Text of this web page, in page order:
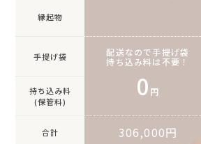
縁起物
手提げ袋
配送なので手提げ袋
持ち込み料は不要！
0 円
持ち込み料
(保管料)
合計 306,000円